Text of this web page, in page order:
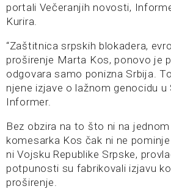
portali Večeranjih novosti,
Kurira.
“Zaštitnica srpskih blokadera,
proširenje Marta Kos, ponovo je
odgovara samo ponizna Srbija.
njene izjave o lažnom genocidu u
Informer.
Bez obzira na to što ni na
komesarka Kos čak ni ne
ni Vojsku Republike Srpske,
potpunosti su fabrikovali izjavu
proširenje.